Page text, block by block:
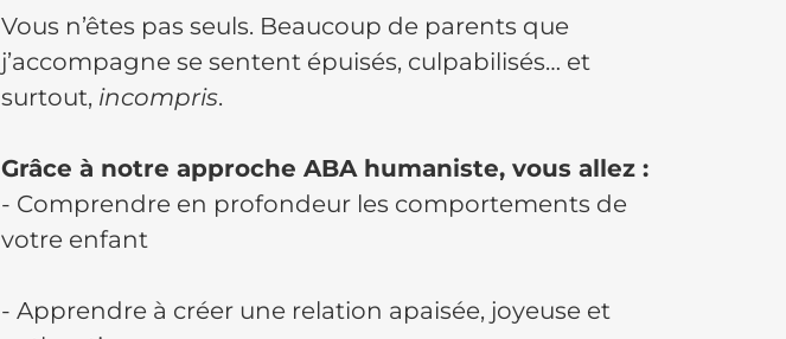
Vous n’êtes pas seuls. Beaucoup de parents que
j’accompagne se sentent épuisés, culpabilisés… et
surtout, incompris.
Grâce à notre approche ABA humaniste, vous allez :
- Comprendre en profondeur les comportements de
votre enfant
- Apprendre à créer une relation apaisée, joyeuse et